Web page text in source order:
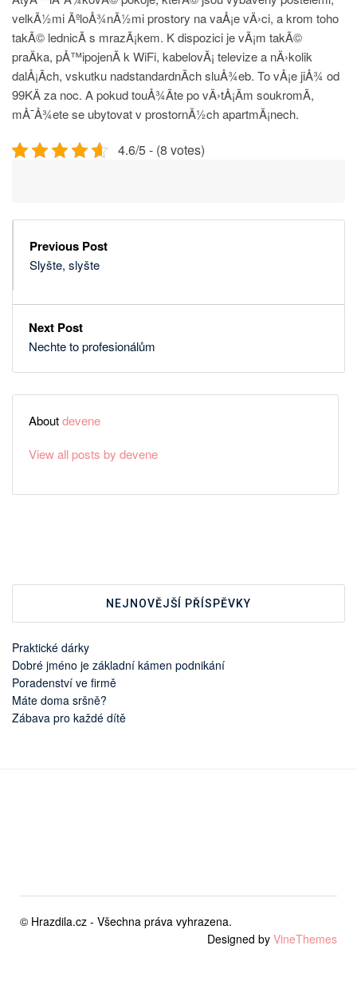
velkÃ½mi ÃºloÅ¾nÃ½mi prostory na vaÅ¡e vÄ›ci, a krom toho
takÃ© lednicÃ­ s mrazÃ¡kem. K dispozici je vÃ¡m takÃ©
praÄka, pÅ™ipojenÃ­ k WiFi, kabelovÃ¡ televize a nÄ›kolik
dalÅ¡Ã­ch, vskutku nadstandardnÃ­ch sluÅ¾eb. To vÅ¡e jiÅ¾ od
99KÄ za noc. A pokud touÅ¾Ã­te po vÄ›tÅ¡Ã­m soukromÃ­,
mÅ¯Å¾ete se ubytovat v prostornÃ½ch apartmÃ¡nech.
4.6/5 - (8 votes)
Previous Post
Slyšte, slyšte
Next Post
Nechte to profesionálům
Aboutdevene
View all posts by devene
NEJNOVĚJŠÍ PŘÍSPĚVKY
Praktické dárky
Dobré jméno je základní kámen podnikání
Poradenství ve firmě
Máte doma sršně?
Zábava pro každé dítě
© Hrazdila.cz - Všechna práva vyhrazena.
Designed by VineThemes